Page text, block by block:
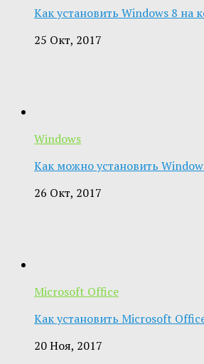
Как установить Windows 8 на
25 Окт, 2017
Windows
Как можно установить
26 Окт, 2017
Microsoft Office
Как установить Microsoft
20 Ноя, 2017